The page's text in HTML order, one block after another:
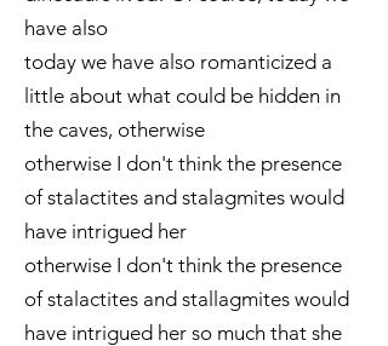
have also
today we have also romanticized a
little about what could be hidden in
the caves, otherwise
otherwise I don't think the presence
of stalactites and stalagmites would
have intrigued her
otherwise I don't think the presence
of stalactites and stallagmites would
have intrigued her so much that she